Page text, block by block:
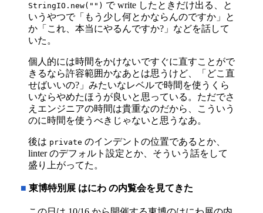
StringIO.new("") で write したときだけ出る、と
いうやつで「もう少し何とかならんのですか」と
か「これ、本当にやるんですか?」などを話して
いた。
個人的には時間をかけないですぐに直すことがで
きるなら許容範囲かなあとは思うけど、「どこ直
せばいいの?」みたいなレベルで時間を使うくら
いならやめたほうが良いと思っている。ただでさ
えエンジニアの時間は貴重なのだから、こういう
のに時間を使うべきじゃないと思うなあ。
後は private のインデントの位置であるとか、
linter のデフォルト設定とか、そういう話をして
盛り上がってた。
■ 東博特別展 はにわ の内覧会を見てきた